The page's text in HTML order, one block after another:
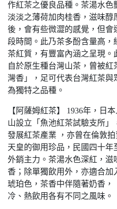
作紅茶之優良品種。茶湯水
淡淡之薄荷加肉桂香，滋味醇
後，會有些微澀的感覺，但
段時間。此乃茶多酚含量高
茶紅質，有豐富內涵之呈現
自於原生種台灣山茶，曾被
灣香」，足可代表台灣紅茶
為獨特之品種。
【阿薩姆紅茶】 1936年，日
山設立「魚池紅茶試驗支所」
發展紅茶產業 ，亦曾在倫敦
天皇的御用珍品，民國四十
外銷主力。茶湯水色深紅，滋
香；除單獨飲用外，亦適合
琥珀色，茶香中伴隨著奶香，
冷、熱飲用各有不同之風味。